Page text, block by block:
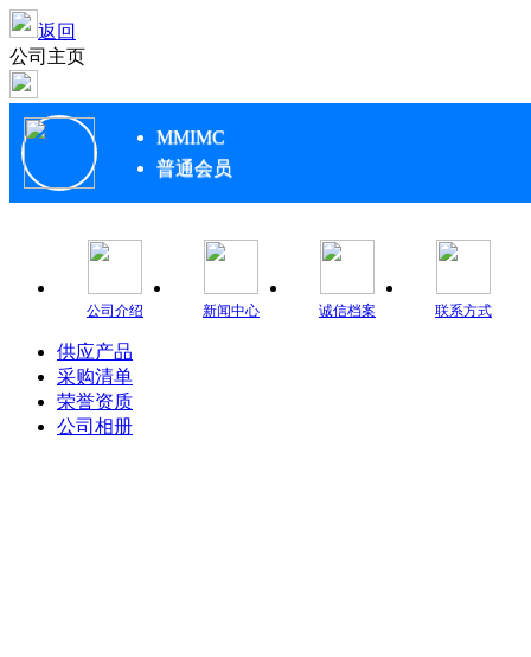
返回
公司主页
MMIMC
普通会员
公司介绍 新闻中心 诚信档案 联系方式
供应产品
采购清单
荣誉资质
公司相册